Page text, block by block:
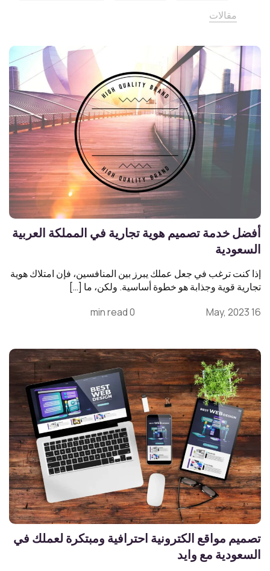
مقالات
أفضل خدمة تصميم هوية تجارية في المملكة العربية
السعودية
إذا كنت ترغب في جعل عملك يبرز بين المنافسين، فإن امتلاك هوية
تجارية قوية وجذابة هو خطوة أساسية. ولكن، ما […]
16 May, 2023
0 min read
تصميم مواقع الكترونية احترافية ومبتكرة لعملك في
السعودية مع وايد